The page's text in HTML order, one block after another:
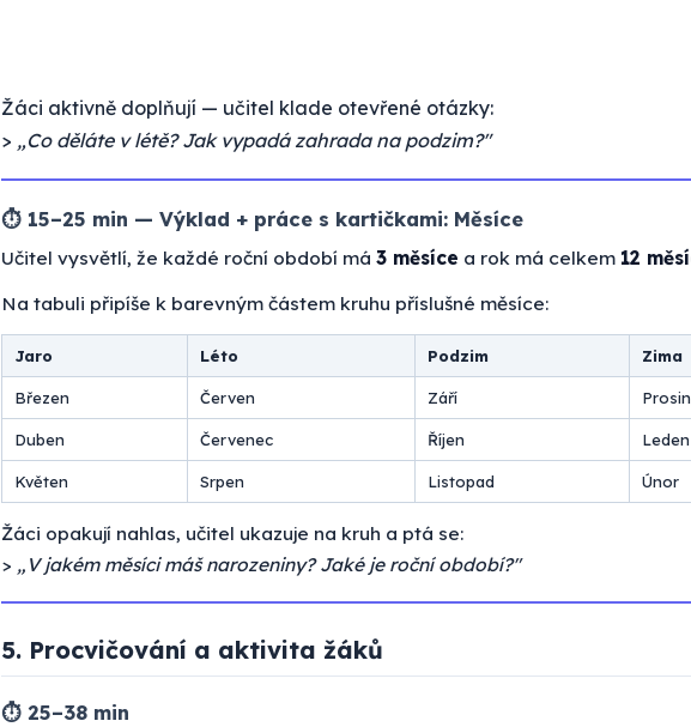
Žáci aktivně doplňují — učitel klade otevřené otázky:
> „Co děláte v létě? Jak vypadá zahrada na podzim?"
⏱ 15–25 min — Výklad + práce s kartičkami: Měsíce
Učitel vysvětlí, že každé roční období má 3 měsíce a rok má celkem 12
Na tabuli připíše k barevným částem kruhu příslušné měsíce:
Jaro Léto Podzim Zima
Březen Červen Září
Duben Červenec Říjen Leden
Květen Srpen Listopad Únor
Žáci opakují nahlas, učitel ukazuje na kruh a ptá se:
> „V jakém měsíci máš narozeniny? Jaké je roční období?"
5. Procvičování a aktivita žáků
⏱ 25–38 min